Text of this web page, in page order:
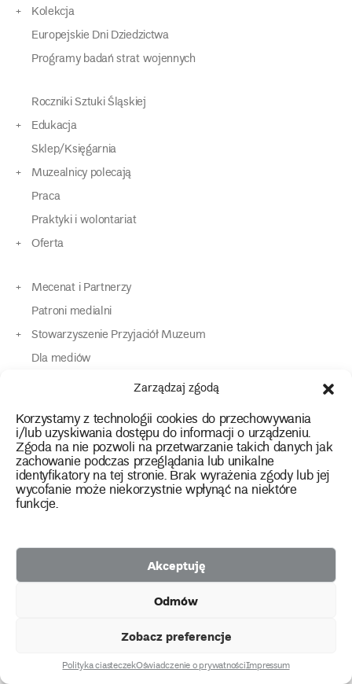
Zarządzaj zgodą
Korzystamy z technologii cookies do przechowywania
i/lub uzyskiwania dostępu do informacji o urządzeniu.
Zgoda na nie pozwoli na przetwarzanie takich danych jak
zachowanie podczas przeglądania lub unikalne
identyfikatory na tej stronie. Brak wyrażenia zgody lub jej
wycofanie może niekorzystnie wpłynąć na niektóre
funkcje.
Akceptuję
Odmów
Zobacz preferencje
Polityka ciasteczekOświadczenie o prywatnościImpressum
Kolekcja
Europejskie Dni Dziedzictwa
Programy badań strat wojennych
Roczniki Sztuki Śląskiej
Edukacja
Sklep/Księgarnia
Muzealnicy polecają
Praca
Praktyki i wolontariat
Oferta
Mecenat i Partnerzy
Patroni medialni
Stowarzyszenie Przyjaciół Muzeum
Dla mediów
Dla osób o specjalnych potrzebach
Kontakt
instagram
twitterfacebookyoutube
tiktok
2026 Copyright by Muzeum Narodowe we Wrocławiu
Polityka prywatności
Etnograficznego
Facebook
Racławickiej
facebook
Przyjaciół
Narodowego created by